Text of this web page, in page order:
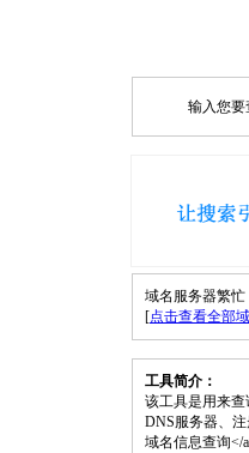
输入您要
域名服务器繁忙
[点击查看全部
工具简介：
该工具是用来
DNS服务器、注
域名信息查询</